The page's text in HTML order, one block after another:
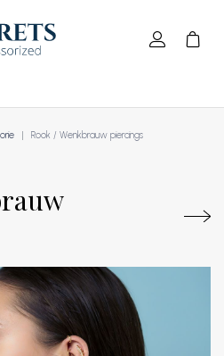
Rook / Wenkbrauw piercings